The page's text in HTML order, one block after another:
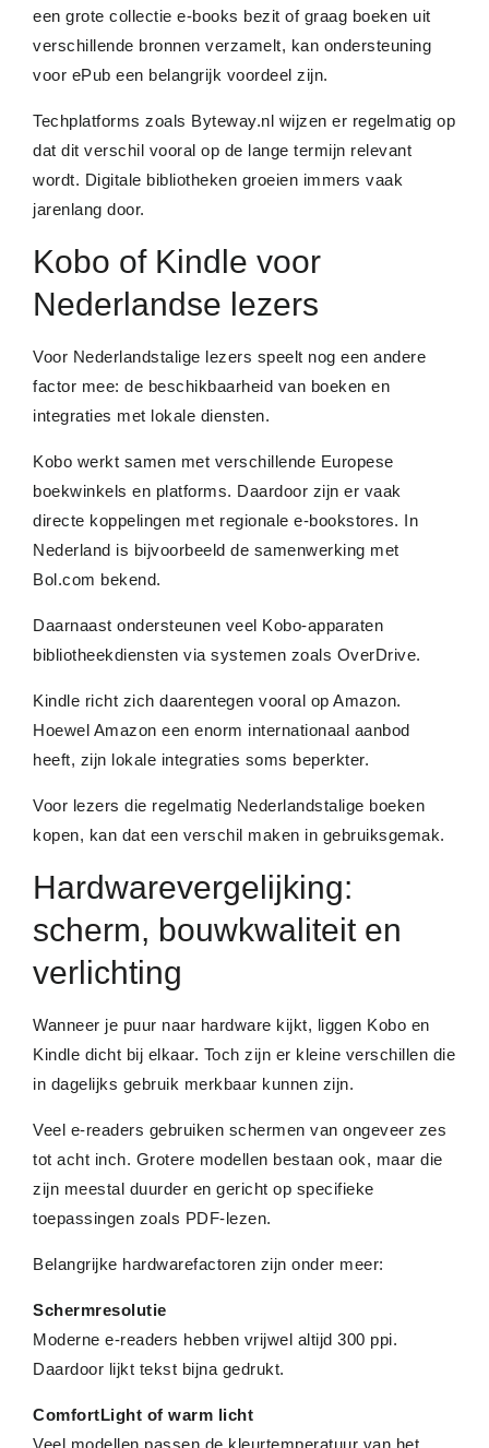
een grote collectie e-books bezit of graag boeken uit
verschillende bronnen verzamelt, kan ondersteuning
voor ePub een belangrijk voordeel zijn.
Techplatforms zoals Byteway.nl wijzen er regelmatig op
dat dit verschil vooral op de lange termijn relevant
wordt. Digitale bibliotheken groeien immers vaak
jarenlang door.
Kobo of Kindle voor
Nederlandse lezers
Voor Nederlandstalige lezers speelt nog een andere
factor mee: de beschikbaarheid van boeken en
integraties met lokale diensten.
Kobo werkt samen met verschillende Europese
boekwinkels en platforms. Daardoor zijn er vaak
directe koppelingen met regionale e-bookstores. In
Nederland is bijvoorbeeld de samenwerking met
Bol.com bekend.
Daarnaast ondersteunen veel Kobo-apparaten
bibliotheekdiensten via systemen zoals OverDrive.
Kindle richt zich daarentegen vooral op Amazon.
Hoewel Amazon een enorm internationaal aanbod
heeft, zijn lokale integraties soms beperkter.
Voor lezers die regelmatig Nederlandstalige boeken
kopen, kan dat een verschil maken in gebruiksgemak.
Hardwarevergelijking:
scherm, bouwkwaliteit en
verlichting
Wanneer je puur naar hardware kijkt, liggen Kobo en
Kindle dicht bij elkaar. Toch zijn er kleine verschillen die
in dagelijks gebruik merkbaar kunnen zijn.
Veel e-readers gebruiken schermen van ongeveer zes
tot acht inch. Grotere modellen bestaan ook, maar die
zijn meestal duurder en gericht op specifieke
toepassingen zoals PDF-lezen.
Belangrijke hardwarefactoren zijn onder meer:
Schermresolutie
Moderne e-readers hebben vrijwel altijd 300 ppi.
Daardoor lijkt tekst bijna gedrukt.
ComfortLight of warm licht
Veel modellen passen de kleurtemperatuur van het